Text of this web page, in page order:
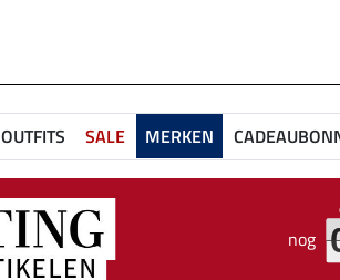
OUTFITS SALE MERKEN
nog